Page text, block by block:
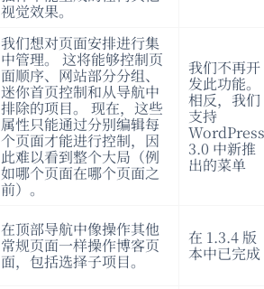
视觉效果。
我们想对页面安排进行集
中管理。 这将能够控制页
面顺序、网站部分分组、
迷你首页控制和从导航中
排除的项目。 现在，这些
属性只能通过分别编辑每
个页面才能进行控制，因
此难以看到整个大局（例
如哪个页面在哪个页面之
前）。
我们不再开
发此功能。
相反，我们
支持
WordPress
3.0 中新推
出的菜单
在顶部导航中像操作其他
常规页面一样操作博客页
面，包括选择子项目。
在 1.3.4 版
本中已完成